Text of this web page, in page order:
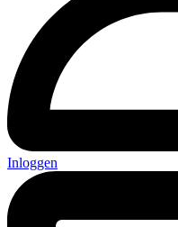
Inloggen